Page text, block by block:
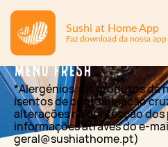
Menu Fresh
*Alergénios: Os produtos da
isentos de contaminação
alterações na confecção
informações através do e-
geral@sushiathome.pt)
Sushi at Home App
Faz download da nossa app